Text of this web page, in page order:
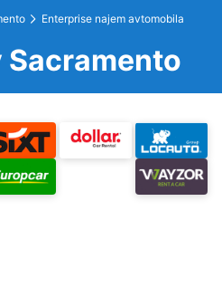
Enterprise najem avtomobila
Sacramento